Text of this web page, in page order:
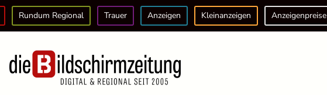
Rundum Regional Trauer Anzeigen Kleinanzeigen Anzeigenpreise